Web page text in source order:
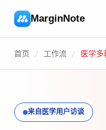
MarginNote
首页 / 工作流 / 医学
来自医学用户访谈